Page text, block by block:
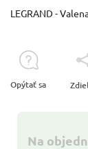
Na
LEGRAND -
Opýtať sa